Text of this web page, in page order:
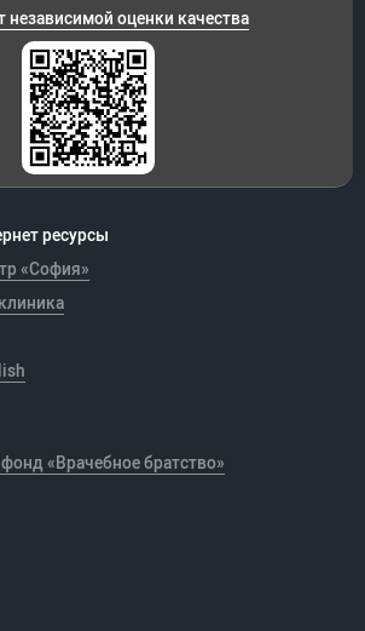
ресурсы
«София»
«Врачебное братство»
независимой оценки качества